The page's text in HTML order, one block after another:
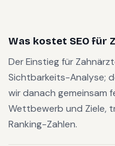
Was kostet SEO für
Der Einstieg für
Sichtbarkeits-Analyse;
wir danach gemeinsam
Wettbewerb und Ziele,
Ranking-Zahlen.